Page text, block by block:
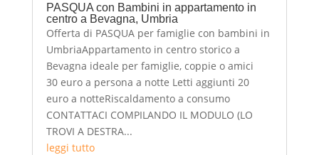
PASQUA con Bambini in appartamento in
centro a Bevagna, Umbria
Offerta di PASQUA per famiglie con bambini in
UmbriaAppartamento in centro storico a
Bevagna ideale per famiglie, coppie o amici
30 euro a persona a notte Letti aggiunti 20
euro a notteRiscaldamento a consumo
CONTATTACI COMPILANDO IL MODULO (LO
TROVI A DESTRA...
leggi tutto